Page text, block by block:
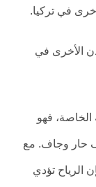
في تركيا.
الأخرى في
فهو
حار وجاف. مع
الرياح تؤدي